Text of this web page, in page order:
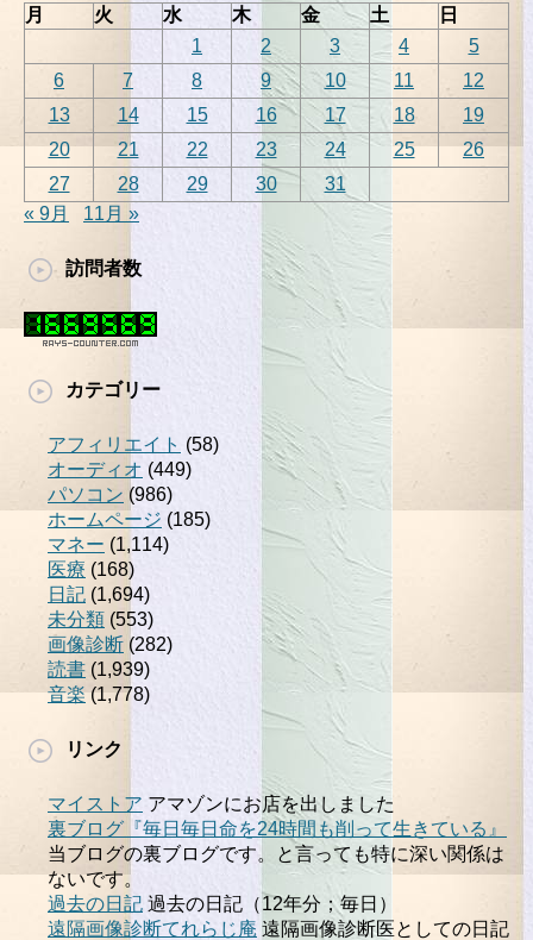
月
火 水 木 金 土
日
1
2 3 4
5
6
7 8 9 10 11
12
13
14 15 16 17 18
19
20
21 22 23 24 25
26
27
28 29 30
31
« 9月
11月 »
訪問者数
カテゴリー
アフィリエイト (58)
オーディオ (449)
パソコン (986)
ホームページ (185)
マネー (1,114)
医療 (168)
日記 (1,694)
未分類 (553)
画像診断 (282)
読書 (1,939)
音楽(1,778)
リンク
マイストア アマゾンにお店を出しました
裏ブログ『毎日毎日命を24時間も削って生きている』
当ブログの裏ブログです。と言っても特に深い関係は
ないです。
過去の日記 過去の日記（12年分；毎日）
遠隔画像診断てれらじ庵 遠隔画像診断医としての日記